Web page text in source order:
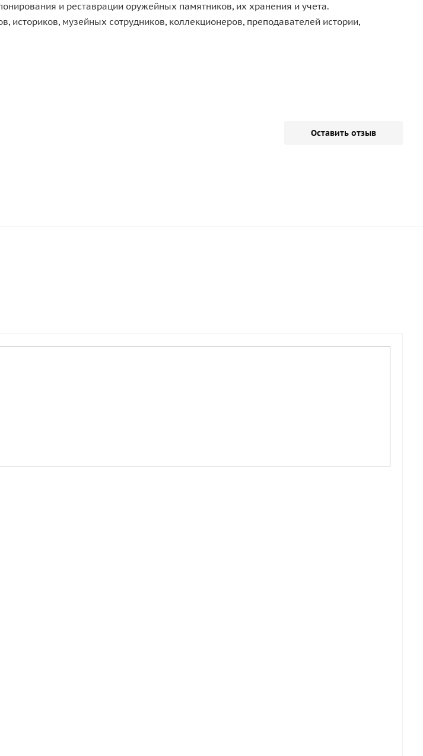
и реставрации оружейных памятников, их хранения и учета.
историков, музейных сотрудников, коллекционеров, преподавателей истории,
Оставить отзыв